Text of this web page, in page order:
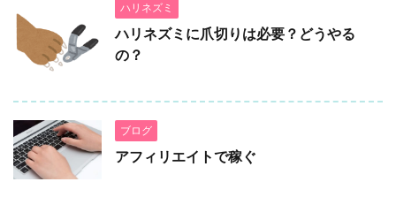
ハリネズミ
ハリネズミに爪切りは必要？どうやる
の？
ブログ
アフィリエイトで稼ぐ